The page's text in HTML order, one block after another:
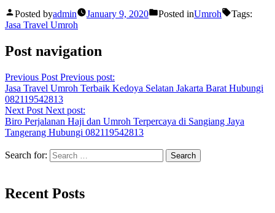
Posted byadmin January 9, 2020 Posted inUmroh
Tags:
Jasa Travel Umroh
Post navigation
Previous Post Previous post:
Jasa Travel Umroh Terbaik Kedoya Selatan Jakarta Barat Hubungi
082119542813
Next Post Next post:
Biro Perjalanan Haji dan Umroh Terpercaya di Sangiang Jaya
Tangerang Hubungi 082119542813
Search for:
Recent Posts